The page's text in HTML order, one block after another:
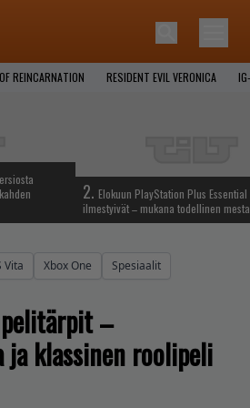
REINCARNATION RESIDENT EVIL VERONICA
2. Elokuun PlayStation Plus
ilmestyivät – mukana todellinen
Vita Xbox One Spesiaalit
–
ja klassinen roolipeli